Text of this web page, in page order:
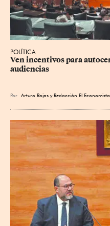
POLÍTICA
Ven incentivos para
audiencias
Por Arturo Rojas yRedacción El Economista